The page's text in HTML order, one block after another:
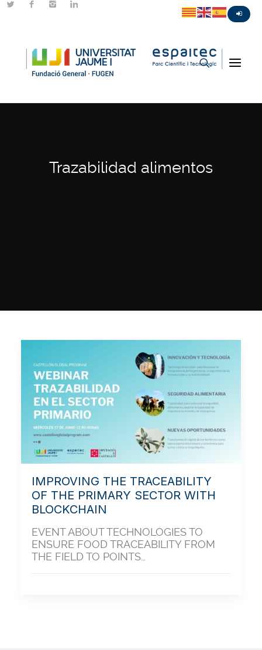
Trazabilidad alimentos
IMPROVING THE TRACEABILITY
OF THE PRIMARY SECTOR WITH
BLOCKCHAIN
EVENT ABOUT TECHNOLOGIES TO
ENSURE FOOD TRACEABILITY FROM
THE FIELD TO POINTS…